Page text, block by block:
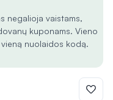
negalioja vaistams,
kuponams. Vieno
nuolaidos kodą.